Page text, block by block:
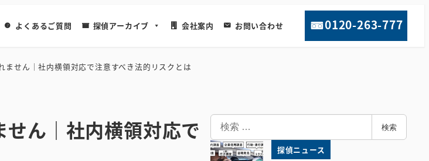
よくあるご質問 探偵アーカイブ 会社案内 お問い合わせ 0120-263-777
ません｜社内横領対応で注意すべき法的リスクとは
ん｜社内横領対応で
索
検索
探偵ニュース